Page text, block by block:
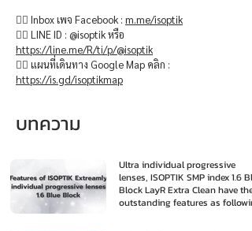
👉🏻 Inbox เพจ Facebook : m.me/isoptik
👉🏻 LINE ID : @isoptik หรือ
https://line.me/R/ti/p/@isoptik
👉🏻 แผนที่เดินทาง Google Map คลิก :
https://is.gd/isoptikmap
บทความ
Ultra individual progressive
lenses, ISOPTIK SMP index 1.6
Block LayR Extra Clean have the
outstanding features as